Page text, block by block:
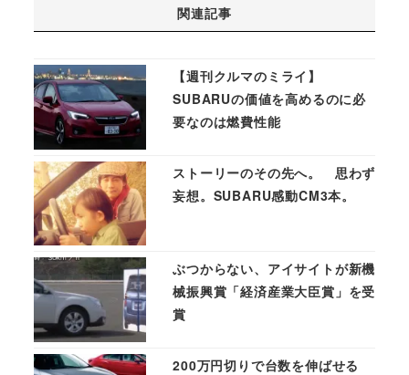
関連記事
【週刊クルマのミライ】
SUBARUの価値を高めるのに必
要なのは燃費性能
ストーリーのその先へ。 思わず
妄想。SUBARU感動CM3本。
ぶつからない、アイサイトが新機
械振興賞「経済産業大臣賞」を受
賞
200万円切りで台数を伸ばせる